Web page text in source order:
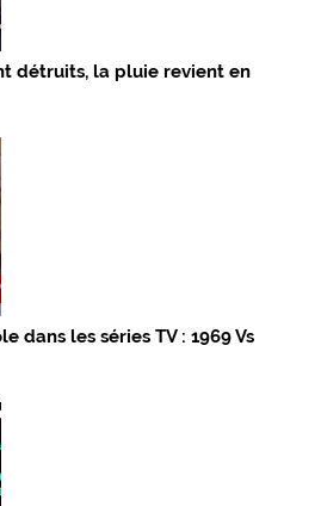
détruits, la pluie revient en
dans les séries TV : 1969 Vs